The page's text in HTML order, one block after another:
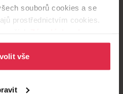
souborů cookies a se
prostřednictvím cookies.
vše
Věrnostní slevy
ušetřete s Teta klubem
Široká síť prodejen